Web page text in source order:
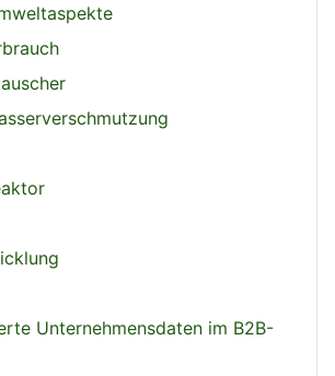
Unternehmensdaten im B2B-